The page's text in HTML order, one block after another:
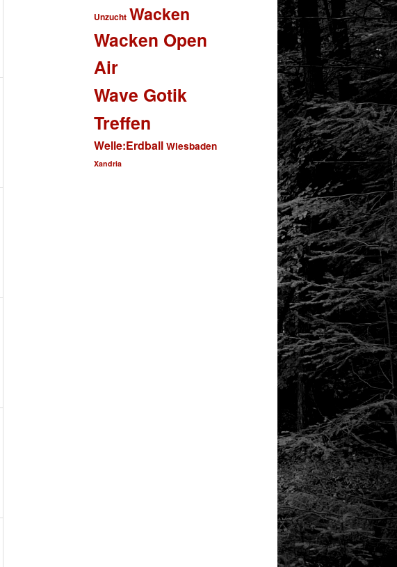
Unzucht Wacken
Wacken Open
Air
Wave Gotik
Treffen
Welle:Erdball Wiesbaden
Xandria